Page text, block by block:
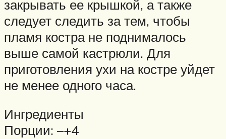
закрывать ее крышкой, а также
следует следить за тем, чтобы
пламя костра не поднималось
выше самой кастрюли. Для
приготовления ухи на костре уйдет
не менее одного часа.
Ингредиенты
Порции: –+4